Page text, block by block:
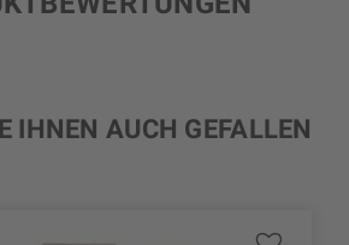
IHNEN AUCH GEFALLEN